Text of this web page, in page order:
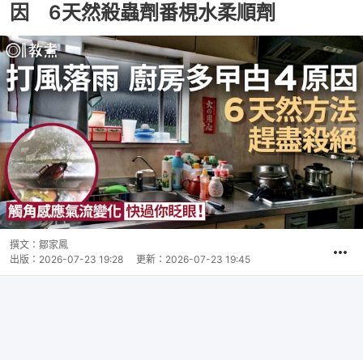
因 6天然殺蟲劑番梘水柔順劑
撰文： 鄒家鳳
出版： 2026-07-23 19:28 更新： 2026-07-23 19:45